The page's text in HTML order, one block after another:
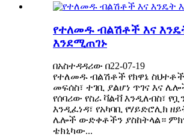
የተለመዱ ብልሽቶች እና
እንደሚጠገኑ
በአስተዳዳሪው በ22-07-19
የተለመዱ ብልሽቶች የክዋኔ
መፍሰስ፣ ተገቢ ያልሆነ ጥገና እና
የሰባሪው የስራ ቫልቭ እንዲለብስ፣
እንዲፈነዳ፣ የአካባቢ የሃይድሮሊክ
ሌሎች ውድቀቶችን ያስከትላል።
ቴክኒካው...